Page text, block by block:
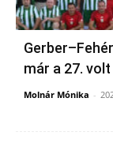
már a 27. volt
Molnár Mónika -